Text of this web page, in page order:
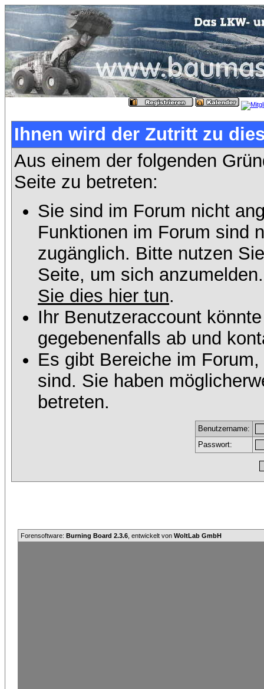
Ihnen wird der Zutritt zu
Aus einem der folgenden
Seite zu betreten:
Sie sind im Forum nicht
Funktionen im Forum sind
zugänglich. Bitte nutzen
Seite, um sich
Sie dies hier tun.
Ihr Benutzeraccount
gegebenenfalls ab und
Es gibt Bereiche im
sind. Sie haben
betreten.
Benutzername:
Passwort:
Forensoftware: Burning Board 2.3.6 , entwickelt von WoltLab GmbH